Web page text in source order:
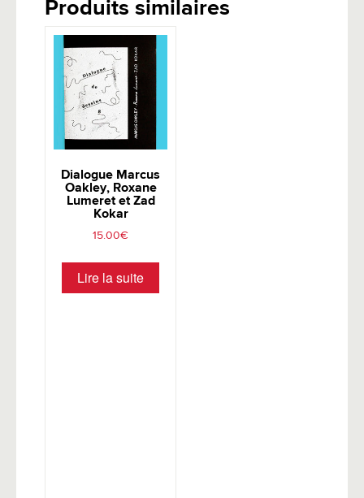
Produits similaires
Dialogue Marcus
Oakley, Roxane
Lumeret et Zad
Kokar
15.00€
Lire la suite